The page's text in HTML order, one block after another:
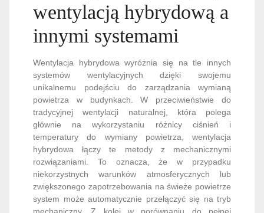
wentylacją hybrydową a
innymi systemami
Wentylacja hybrydowa wyróżnia się na tle innych
systemów wentylacyjnych dzięki swojemu
unikalnemu podejściu do zarządzania wymianą
powietrza w budynkach. W przeciwieństwie do
tradycyjnej wentylacji naturalnej, która polega
głównie na wykorzystaniu różnicy ciśnień i
temperatury do wymiany powietrza, wentylacja
hybrydowa łączy te metody z mechanicznymi
rozwiązaniami. To oznacza, że w przypadku
niekorzystnych warunków atmosferycznych lub
zwiększonego zapotrzebowania na świeże powietrze
system może automatycznie przełączyć się na tryb
mechaniczny. Z kolei w porównaniu do pełnej